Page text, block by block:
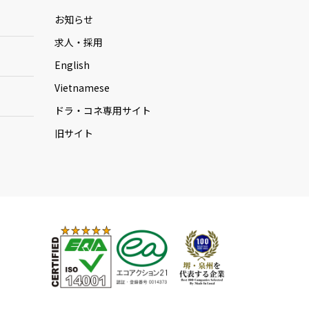
お知らせ
求人・採用
English
Vietnamese
ドラ・コネ専用サイト
旧サイト